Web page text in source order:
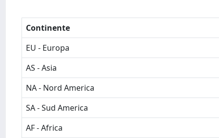
Continente
EU - Europa
AS - Asia
NA - Nord America
SA - Sud America
AF - Africa